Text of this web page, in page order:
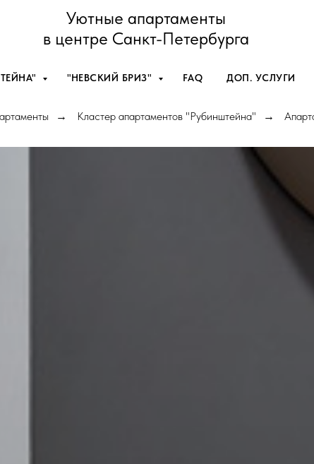
Уютные апартаменты
в центре Санкт-Петербурга
"НЕВСКИЙ БРИЗ" FAQ ДОП. УСЛУГИ
→ Кластер апартаментов "Рубинштейна" →